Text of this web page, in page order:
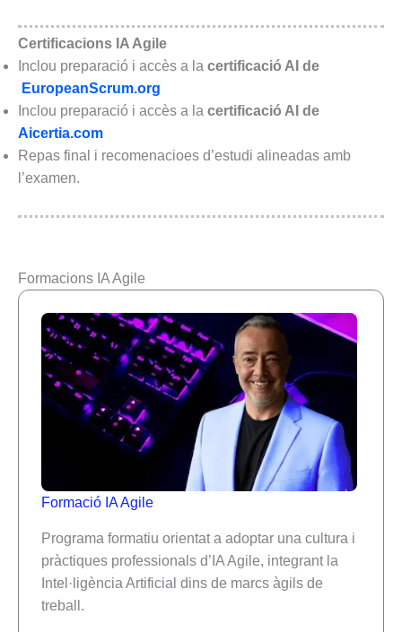
Certificacions IA Agile
Inclou preparació i accès a la certificació AI de
EuropeanScrum.org
Inclou preparació i accès a la certificació AI de
Aicertia.com
Repas final i recomenacioes d’estudi alineadas amb
l’examen.
Formacions IA Agile
Formació IA Agile
Programa formatiu orientat a adoptar una cultura i
pràctiques professionals d’IA Agile, integrant la
Intel·ligència Artificial dins de marcs àgils de
treball.